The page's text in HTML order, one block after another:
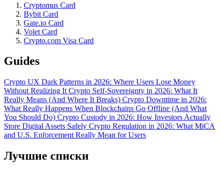
Cryptomus Card
Bybit Card
Gate.io Card
Volet Card
Crypto.com Visa Card
Guides
Crypto UX Dark Patterns in 2026: Where Users Lose Money
Without Realizing It Crypto Self-Sovereignty in 2026: What It
Really Means (And Where It Breaks) Crypto Downtime in 2026:
What Really Happens When Blockchains Go Offline (And What
You Should Do) Crypto Custody in 2026: How Investors Actually
Store Digital Assets Safely Crypto Regulation in 2026: What MiCA
and U.S. Enforcement Really Mean for Users
Лучшие списки